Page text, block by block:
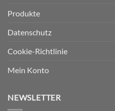
Produkte
Datenschutz
Cookie-Richtlinie
Mein Konto
NEWSLETTER